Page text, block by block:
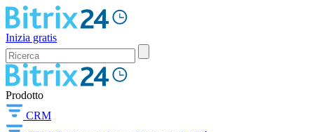
Inizia gratis
Prodotto
CRM